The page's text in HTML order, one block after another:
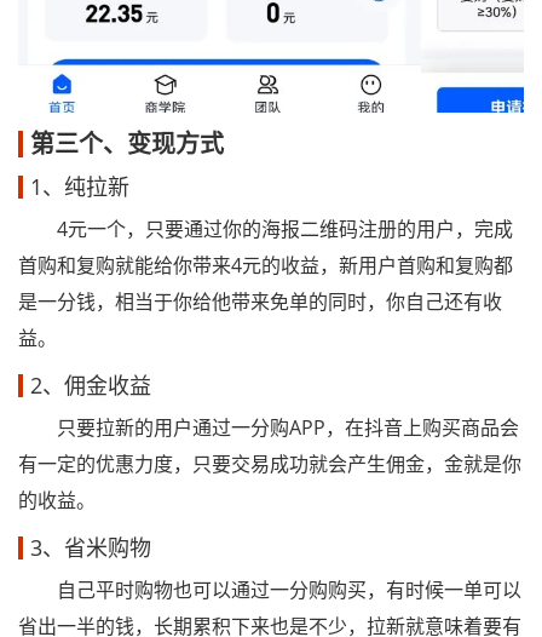
第三个、变现方式
1、纯拉新
4元一个，只要通过你的海报二维码注册的用户，完成
首购和复购就能给你带来4元的收益，新用户首购和复购都
是一分钱，相当于你给他带来免单的同时，你自己还有收
益。
2、佣金收益
只要拉新的用户通过一分购APP，在抖音上购买商品会
有一定的优惠力度，只要交易成功就会产生佣金，金就是你
的收益。
3、省米购物
自己平时购物也可以通过一分购购买，有时候一单可以
省出一半的钱，长期累积下来也是不少，拉新就意味着要有